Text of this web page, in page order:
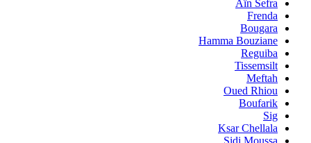
Aïn Sefra
Frenda
Bougara
Hamma Bouziane
Reguiba
Tissemsilt
Meftah
Oued Rhiou
Boufarik
Sig
Ksar Chellala
Sidi Moussa